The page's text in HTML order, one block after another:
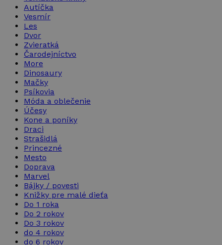
Autíčka
Vesmír
Les
Dvor
Zvieratká
Čarodejníctvo
More
Dinosaury
Mačky
Psíkovia
Móda a oblečenie
Účesy
Kone a poníky
Draci
Strašidlá
Princezné
Mesto
Doprava
Marvel
Bájky / povesti
Knižky pre malé dieťa
Do 1 roka
Do 2 rokov
Do 3 rokov
do 4 rokov
do 6 rokov